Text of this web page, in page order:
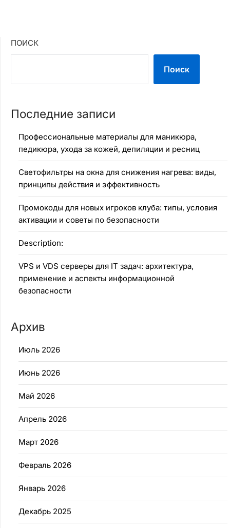
ПОИСК
Поиск
Последние записи
Профессиональные материалы для маникюра,
педикюра, ухода за кожей, депиляции и ресниц
Светофильтры на окна для снижения нагрева: виды,
принципы действия и эффективность
Промокоды для новых игроков клуба: типы, условия
активации и советы по безопасности
Description:
VPS и VDS серверы для IT задач: архитектура,
применение и аспекты информационной
безопасности
Архив
Июль 2026
Июнь 2026
Май 2026
Апрель 2026
Март 2026
Февраль 2026
Январь 2026
Декабрь 2025